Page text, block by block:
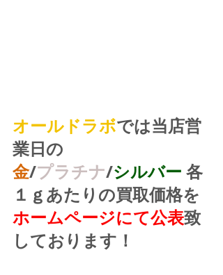
オールドラボでは当店営
業日の
金/プラチナ/シルバー 各
１ｇあたりの買取価格を
ホームページにて公表致
しております！